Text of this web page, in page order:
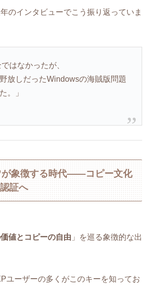
のインタビューでこう振り返っていま
はなかったが、
放しだったWindowsの海賊版問題
。」
が象徴する時代――コピー文化
証へ
値とコピーの自由 」を巡る象徴的な出
ユーザーの多くがこのキーを知ってお